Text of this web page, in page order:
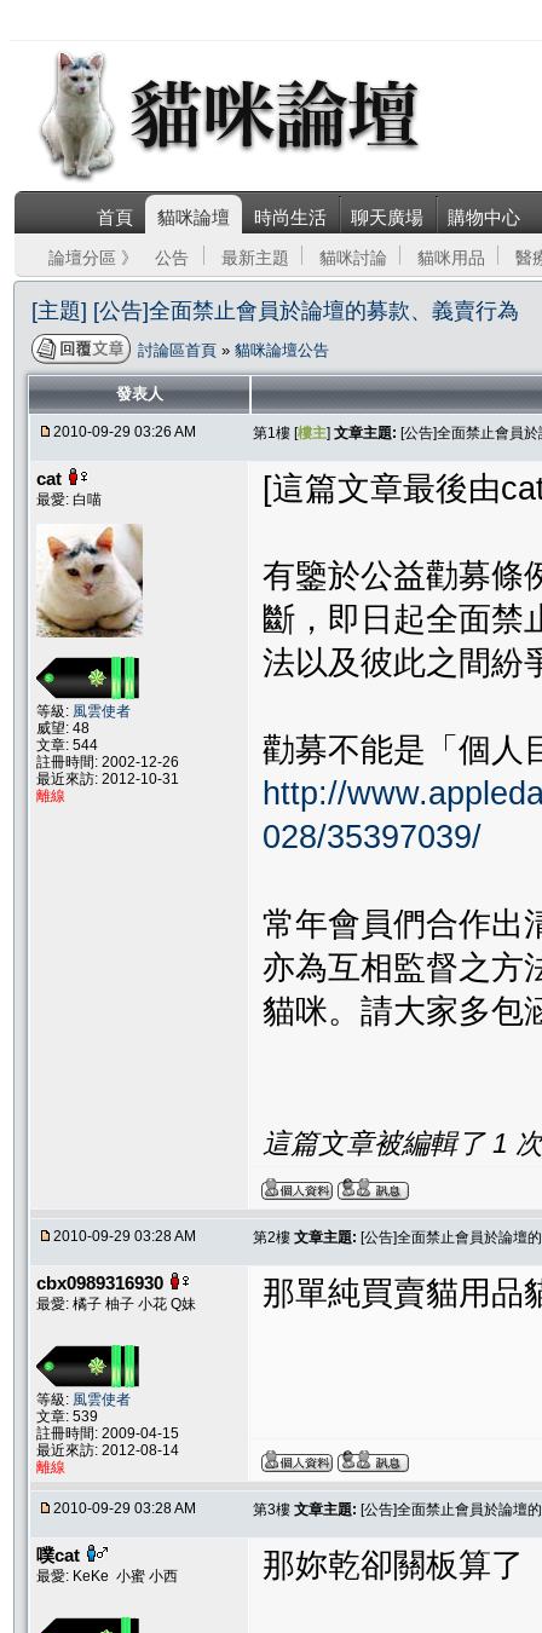
首頁 貓咪論壇 時尚生活 聊天廣場 購物中心
論壇分區 》 公告 最新主題 貓咪討論 貓咪用品 醫
[主題] [公告]全面禁止會員於論壇的募款、義賣行為
討論區首頁 » 貓咪論壇公告
發表人
2010-09-29 03:26 AM 第1樓 [樓主] 文章主題: [公告]全面禁止會員
cat
最愛: 白喵
等級: 風雲使者
威望: 48
文章: 544
註冊時間: 2002-12-26
最近來訪: 2012-10-31
離線
[這篇文章最後由
有鑒於公益勸募條
斷，即日起全面禁
法以及彼此之間紛
勸募不能是「個人
http://
028/35397039/
常年會員們合作出
亦為互相監督之方
貓咪。請大家多包
這篇文章被編輯了 1
2010-09-29 03:28 AM 第2樓 文章主題: [公告]全面禁止會員於論壇
cbx0989316930
最愛: 橘子 柚子 小花 Q妹
等級: 風雲使者
文章: 539
註冊時間: 2009-04-15
最近來訪: 2012-08-14
離線
那單純買賣貓用品
2010-09-29 03:28 AM 第3樓 文章主題: [公告]全面禁止會員於論壇
噗cat
最愛: KeKe 小蜜 小西 那妳乾卻關板算了